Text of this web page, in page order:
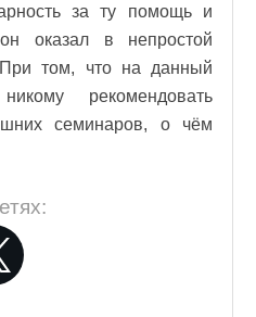
за ту помощь и
оказал в непростой
том, что на данный
рекомендовать
семинаров, о чём